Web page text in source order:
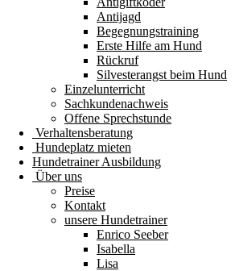
Antijagd
Begegnungstraining
Erste Hilfe am Hund
Rückruf
Silvesterangst beim Hund
Einzelunterricht
Sachkundenachweis
Offene Sprechstunde
Verhaltensberatung
Hundeplatz mieten
Hundetrainer Ausbildung
Über uns
Preise
Kontakt
unsere Hundetrainer
Enrico Seeber
Isabella
Lisa